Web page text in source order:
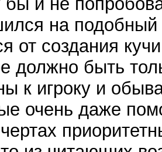
на
от создания
должно быть
к игроку и
очень даже